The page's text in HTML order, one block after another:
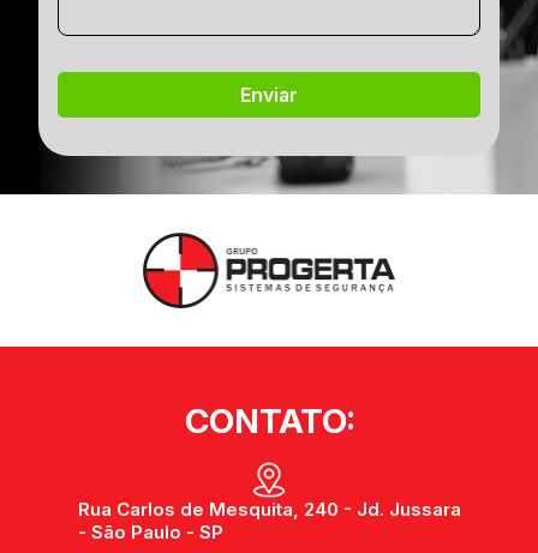
CONTATO:
Rua Carlos de Mesquita, 240 - Jd. Jussara
- São Paulo - SP